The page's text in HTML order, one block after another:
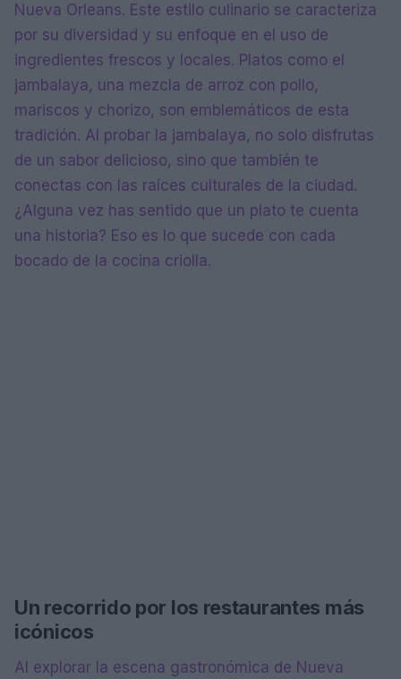
Nueva Orleans. Este estilo culinario se caracteriza
por su diversidad y su enfoque en el uso de
ingredientes frescos y locales. Platos como el
jambalaya, una mezcla de arroz con pollo,
mariscos y chorizo, son emblemáticos de esta
tradición. Al probar la jambalaya, no solo disfrutas
de un sabor delicioso, sino que también te
conectas con las raíces culturales de la ciudad.
¿Alguna vez has sentido que un plato te cuenta
una historia? Eso es lo que sucede con cada
bocado de la cocina criolla.
Un recorrido por los restaurantes más
icónicos
Al explorar la escena gastronómica de Nueva